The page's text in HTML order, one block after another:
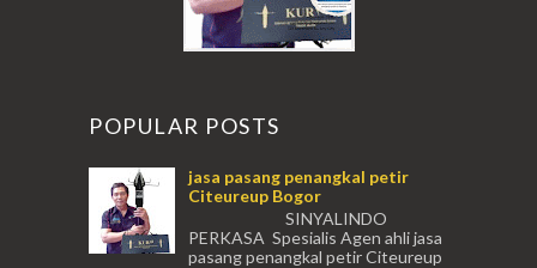
POPULAR POSTS
jasa pasang penangkal petir
Citeureup Bogor
SINYALINDO
PERKASA Spesialis Agen ahli jasa
pasang penangkal petir Citeureup